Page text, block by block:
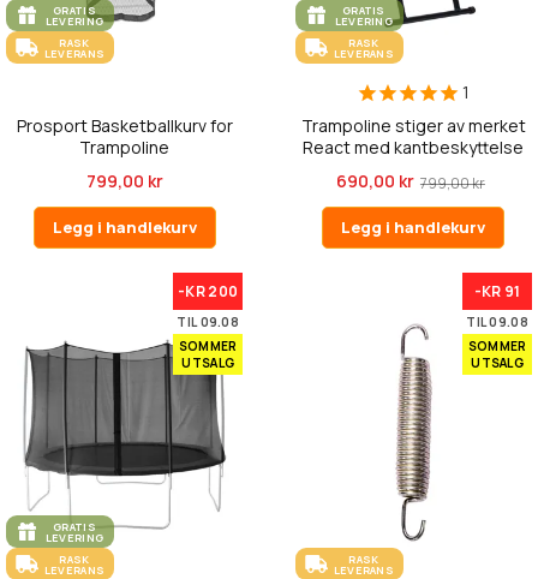
GRATIS
LEVERING
RASK
LEVERANS
Prosport Basketballkurv for
Trampoline
799,00 kr
Legg i handlekurv
GRATIS
LEVERING
RASK
LEVERANS
1
Trampoline stiger av merket
React med kantbeskyttelse
690,00 kr 799,00 kr
Legg i handlekurv
-KR 200
TIL 09.08
SOMMER
UTSALG
GRATIS
LEVERING
RASK
LEVERANS
-KR 91
TIL 09.08
SOMMER
UTSALG
RASK
LEVERANS